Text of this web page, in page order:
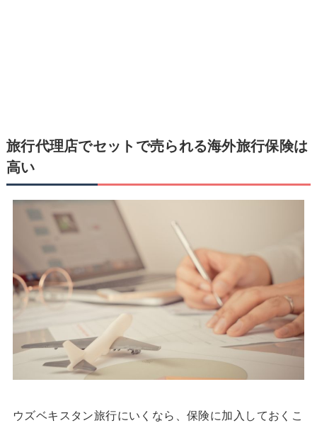
旅行代理店でセットで売られる海外旅行保険は
高い
ウズベキスタン旅行にいくなら、保険に加入しておくこ